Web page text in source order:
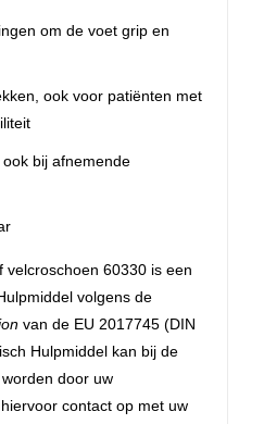
om de voet grip en
ook voor patiënten met
bij afnemende
velcroschoen 60330 is een
volgens de
van de EU 2017745 (DIN
Hulpmiddel kan bij de
door uw
contact op met uw